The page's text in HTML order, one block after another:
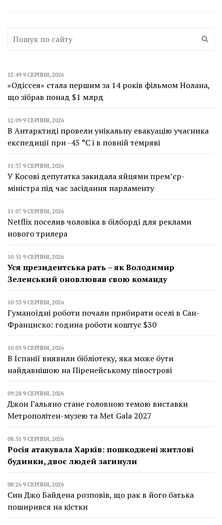
12:49 9 СЕРПНЯ, 2026
«Одіссея» стала першим за 14 років фільмом Нолана,
що зібрав понад $1 млрд
12:09 9 СЕРПНЯ, 2026
В Антарктиді провели унікальну евакуацію учасника
експедиції при -43 °C і в повній темряві
11:37 9 СЕРПНЯ, 2026
У Косові депутатка закидала яйцями прем’єр-
міністра під час засідання парламенту
11:07 9 СЕРПНЯ, 2026
Netflix поселив чоловіка в білборді для реклами
нового трилера
10:51 9 СЕРПНЯ, 2026
Уся президентська рать – як Володимир
Зеленський оновлював свою команду
10:33 9 СЕРПНЯ, 2026
Гуманоїдні роботи почали прибирати оселі в Сан-
Франциско: година роботи коштує $30
10:03 9 СЕРПНЯ, 2026
В Іспанії виявили бібліотеку, яка може бути
найдавнішою на Піренейському півострові
09:28 9 СЕРПНЯ, 2026
Джон Гальяно стане головною темою виставки
Метрополітен-музею та Met Gala 2027
08:51 9 СЕРПНЯ, 2026
Росія атакувала Харків: пошкоджені житлові
будинки, двоє людей загинули
08:26 9 СЕРПНЯ, 2026
Син Джо Байдена розповів, що рак в його батька
поширився на кістки